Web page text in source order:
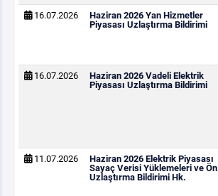
16.07.2026
Haziran 2026 Yan Hizmetler
Piyasası Uzlaştırma Bildirimi
16.07.2026
Haziran 2026 Vadeli Elektrik
Piyasası Uzlaştırma Bildirimi
11.07.2026
Haziran 2026 Elektrik Piyasası
Sayaç Verisi Yüklemeleri ve Ön
Uzlaştırma Bildirimi Hk.